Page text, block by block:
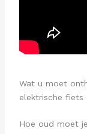
Wat u moet
elektrische fiets
Hoe oud moet